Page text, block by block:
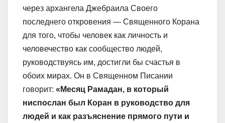
через архангела Джебраила Своего
последнего откровения — Священного Корана
для того, чтобы человек как личность и
человечество как сообщество людей,
руководствуясь им, достигли бы счастья в
обоих мирах. Он в Священном Писании
говорит: «Месяц Рамадан, в который
ниспослан был Коран в руководство для
людей и как разъяснение прямого пути и